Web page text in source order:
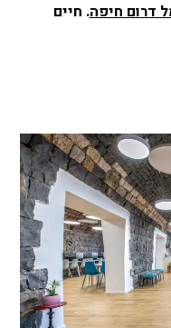
דרום חיפה. חיים